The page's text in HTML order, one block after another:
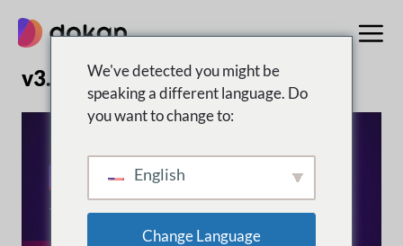
contenido
v3.8.0 | 18 de agosto de 2023
We've detected you might be
speaking a different language. Do
you want to change to:
English
Change Language